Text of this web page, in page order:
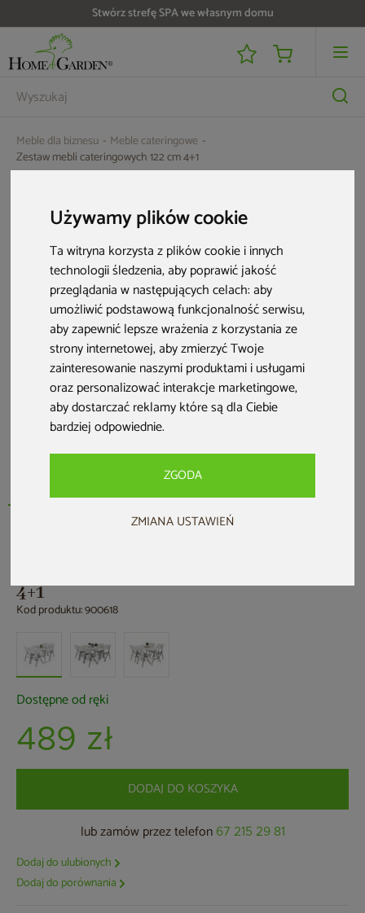
Używamy plików cookie
Ta witryna korzysta z plików cookie i innych
technologii śledzenia, aby poprawić jakość
przeglądania w następujących celach:aby
umożliwić podstawową funkcjonalność serwisu,
aby zapewnić lepsze wrażenia z korzystania ze
strony internetowej,aby zmierzyć Twoje
zainteresowanie naszymi produktami i usługami
oraz personalizować interakcje marketingowe,
aby dostarczać reklamy które są dla Ciebie
bardziej odpowiednie.
ZGODA
ZMIANA USTAWIEŃ
Stwórz strefę SPA we własnym domu
Meble dla biznesu
Meble cateringowe
Zestaw mebli cateringowych 122 cm 4+1
4+1
Kod produktu: 900618
Dostępne od ręki
489 zł
DODAJ DO KOSZYKA
lub zamów przez telefon 67 215 29 81
Dodaj do ulubionych
Dodaj do porównania